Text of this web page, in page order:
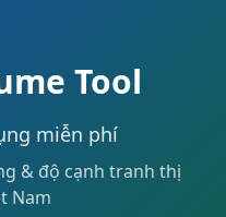
Tool
miễn phí
& độ cạnh tranh thị
Nam